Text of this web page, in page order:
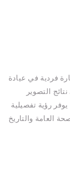
فردية في عيادة
التصوير
يوفر رؤية تفصيلية
العامة والتاريخ